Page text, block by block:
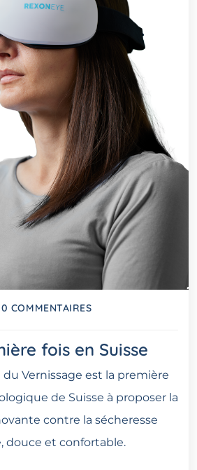
0 COMMENTAIRES
fois en Suisse
Vernissage est la première
de Suisse à proposer la
contre la sécheresse
douce et confortable.